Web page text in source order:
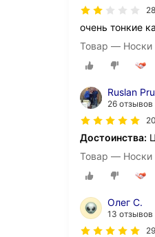
очень тонкие
Товар — Носки
Ruslan
26 отзывов
Достоинства:
Товар — Носки
Олег С.
13 отзывов